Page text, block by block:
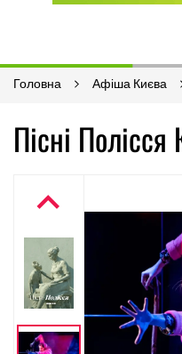
Головна Афіша Києва
Пісні